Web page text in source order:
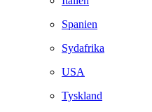
Spanien
Sydafrika
USA
Tyskland